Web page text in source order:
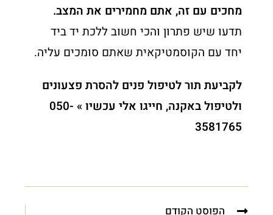
מחכים עם זה, אתם מחמירים את המצב.
תדעו שיש פתרון והכי חשוב ללכת יד ביד
יחד עם הקוסמטיקאית שאתם סומכים עליה.
לקביעת תור לטיפול פנים להסרת פצעונים
ולטיפול באקנה, חייגו אלי עכשיו » 050-
3581765
הפוסט הקודם